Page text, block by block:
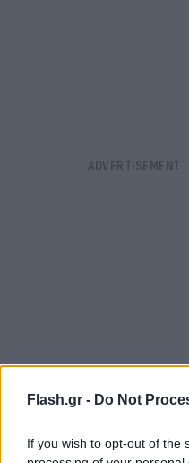
Flash.gr - Do Not
If you wish to opt-out of the